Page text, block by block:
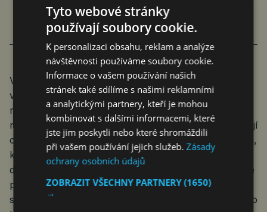
Ekonomika 22. 1. 2024 1 min.
V zákulisí občas zní, že právě on je za tím, co se
v poslední době podařilo. Sám pak řekl, že země by
na tom byla hůř, kdyby přes rozpolcený senát
nepřinutil Bidena dělat věci po svém. V situaci, kdy mají
obě strany 50 senátorů, totiž bývá právě Manchin tím,
kdo rozhoduje, na kterou stranu se přikloní. Ač
demokrat, spoustu názorů sdílí s republikány. Také se
prý domnívá, že je současný prezident ovládán
skupinou „krajně levicových liberálů.“ Pokud vyrazí do
Tyto webové stránky
používají soubory cookie.
K personalizaci obsahu, reklam a analýze
návštěvnosti používáme soubory cookie.
Informace o vašem používání našich
stránek také sdílíme s našimi reklamními
a analytickými partnery, kteří je mohou
kombinovat s dalšími informacemi, které
jste jim poskytli nebo které shromáždili
při vašem používání jejich služeb.Zásady
ochrany osobních údajů
ZOBRAZIT VŠECHNY PARTNERY(1650)
→